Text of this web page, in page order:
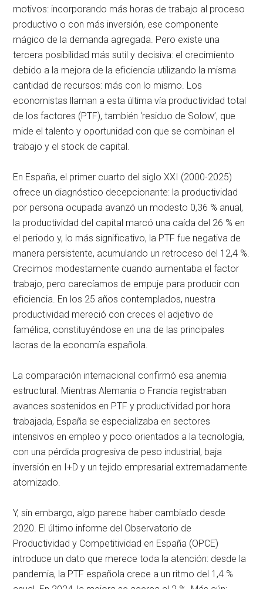
motivos: incorporando más horas de trabajo al proceso
productivo o con más inversión, ese componente
mágico de la demanda agregada. Pero existe una
tercera posibilidad más sutil y decisiva: el crecimiento
debido a la mejora de la eficiencia utilizando la misma
cantidad de recursos: más con lo mismo. Los
economistas llaman a esta última vía productividad total
de los factores (PTF), también ‘residuo de Solow’, que
mide el talento y oportunidad con que se combinan el
trabajo y el stock de capital.
En España, el primer cuarto del siglo XXI (2000-2025)
ofrece un diagnóstico decepcionante: la productividad
por persona ocupada avanzó un modesto 0,36 % anual,
la productividad del capital marcó una caída del 26 % en
el periodo y, lo más significativo, la PTF fue negativa de
manera persistente, acumulando un retroceso del 12,4 %.
Crecimos modestamente cuando aumentaba el factor
trabajo, pero carecíamos de empuje para producir con
eficiencia. En los 25 años contemplados, nuestra
productividad mereció con creces el adjetivo de
famélica, constituyéndose en una de las principales
lacras de la economía española.
La comparación internacional confirmó esa anemia
estructural. Mientras Alemania o Francia registraban
avances sostenidos en PTF y productividad por hora
trabajada, España se especializaba en sectores
intensivos en empleo y poco orientados a la tecnología,
con una pérdida progresiva de peso industrial, baja
inversión en I+D y un tejido empresarial extremadamente
atomizado.
Y, sin embargo, algo parece haber cambiado desde
2020. El último informe del Observatorio de
Productividad y Competitividad en España (OPCE)
introduce un dato que merece toda la atención: desde la
pandemia, la PTF española crece a un ritmo del 1,4 %